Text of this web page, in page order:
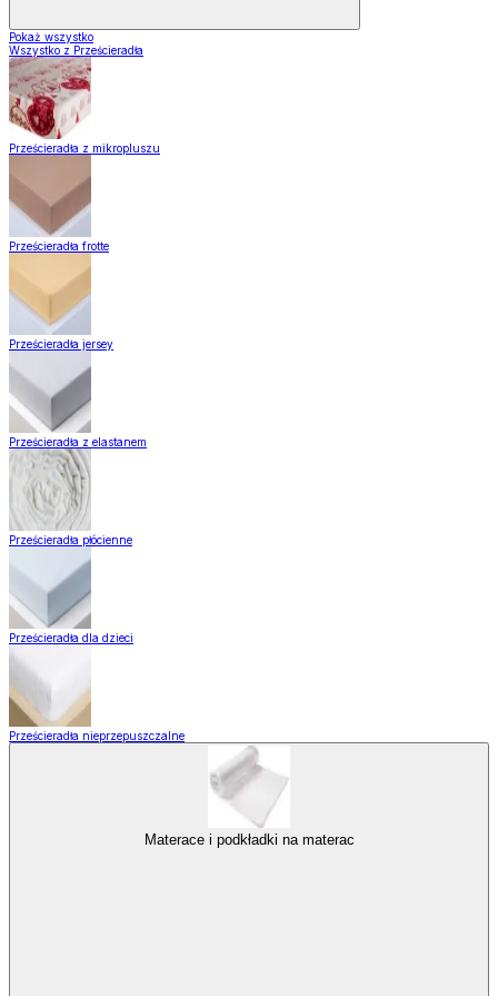
Pokaż wszystko
Wszystko z Prześcieradła
Prześcieradła z mikropluszu
Prześcieradła frotte
Prześcieradła jersey
Prześcieradła z elastanem
Prześcieradła płócienne
Prześcieradła dla dzieci
Prześcieradła nieprzepuszczalne
Materace i podkładki na materac